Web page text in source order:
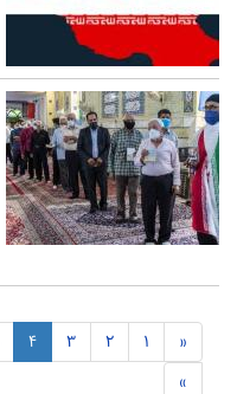
«
1
2
3
4
»